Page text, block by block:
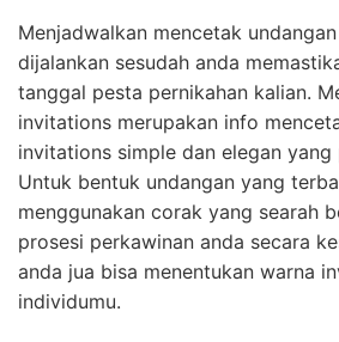
Menjadwalkan mencetak
dijalankan sesudah anda
tanggal pesta pernikahan kalian.
invitations merupakan info
invitations simple dan elegan yang
Untuk bentuk undangan yang
menggunakan corak yang searah
prosesi perkawinan anda secara
anda jua bisa menentukan warna
individumu.